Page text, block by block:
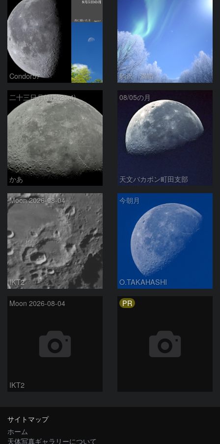
Condor57 駒沢 満晴
二十三日月(月齢21.4)
かあ
08/05の月
天文バカボン町田支部
Moon 2026-08-04
IKT2
今朝月
O.TAKAHASHI
Moon 2026-08-04
IKT2
PR
サイトマップ
ホーム
天体写真ギャラリーについて